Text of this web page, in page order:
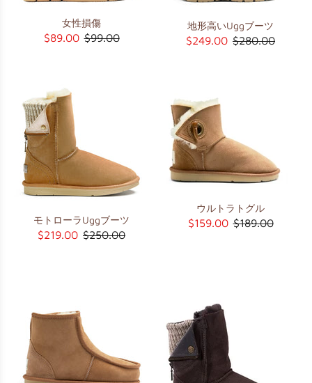
女性損傷
$89.00 $99.00
地形高いUggブーツ
$249.00 $280.00
モトローラUggブーツ
$219.00 $250.00
ウルトラトグル
$159.00 $189.00